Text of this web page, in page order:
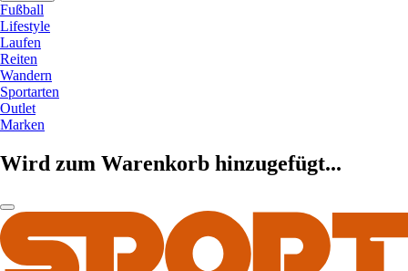
Fußball
Lifestyle
Laufen
Reiten
Wandern
Sportarten
Outlet
Marken
Wird zum Warenkorb hinzugefügt...